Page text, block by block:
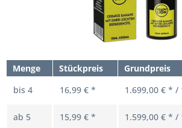
Menge Stückpreis
Grundpreis
bis 4 16,99 € * 1.699,00 € *
ab 5 15,99 € * 1.599,00 € *